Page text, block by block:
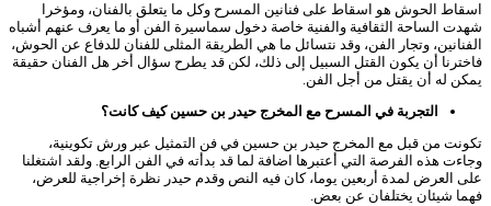
اسقاط الحوش هو اسقاط على فنانين المسرح وكل ما يتعلق بالفنان، ومؤخرا
شهدت الساحة الثقافية والفنية خاصة دخول سماسيرة الفن أو ما يعرف عنهم أشباه
الفنانين، وتجار الفن، وقد نتسائل ما هي الطريقة المثلى للفنان للدفاع عن الحوش،
فاخترنا أن يكون القتل السبيل إلى ذلك، لكن قد يطرح سؤال أخر هل الفنان حقيقة
يمكن له أن يقتل من أجل الفن.
التجربة في المسرح مع المخرج حيدر بن حسين كيف كانت؟
تكونت من قبل مع المخرج حيدر بن حسين في فن التمثيل عبر ورش تكوينية،
وجاءت هذه الفرصة التي أعتبرها اضافة لما قد بدأته في الفن الرابع. ولقد اشتغلنا
على العرض لمدة أربعين يوما، كان فيه النص وقدم حيدر نظرة إخراجية للعرض،
فهما شيئان يختلفان عن بعض.